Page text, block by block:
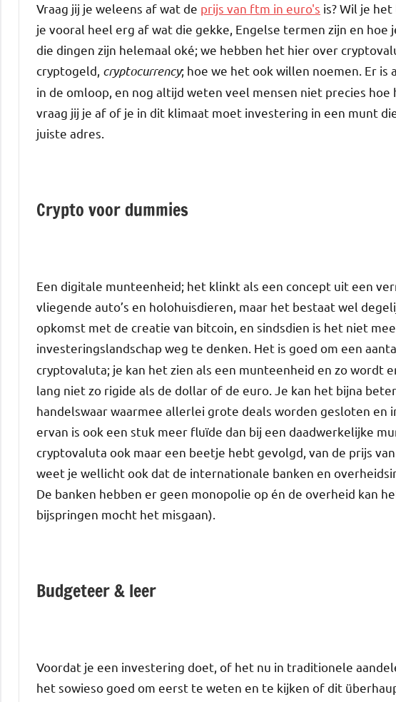
Vraag jij je weleens af wat de prijs van ftm in euro's is? Wil je
je vooral heel erg af wat die gekke, Engelse termen zijn en hoe
die dingen zijn helemaal oké; we hebben het hier over
cryptogeld, cryptocurrency; hoe we het ook willen noemen. Er
in de omloop, en nog altijd weten veel mensen niet precies
vraag jij je af of je in dit klimaat moet investering in een munt
juiste adres.
Crypto voor dummies
Een digitale munteenheid; het klinkt als een concept uit een
vliegende auto’s en holohuisdieren, maar het bestaat wel
opkomst met de creatie van bitcoin, en sindsdien is het niet
investeringslandschap weg te denken. Het is goed om een
cryptovaluta; je kan het zien als een munteenheid en zo wordt
lang niet zo rigide als de dollar of de euro. Je kan het bijna
handelswaar waarmee allerlei grote deals worden gesloten en
ervan is ook een stuk meer fluïde dan bij een daadwerkelijke
cryptovaluta ook maar een beetje hebt gevolgd, van de prijs
weet je wellicht ook dat de internationale banken en
De banken hebben er geen monopolie op én de overheid kan
bijspringen mocht het misgaan).
Budgeteer & leer
Voordat je een investering doet, of het nu in traditionele
het sowieso goed om eerst te weten en te kijken of dit